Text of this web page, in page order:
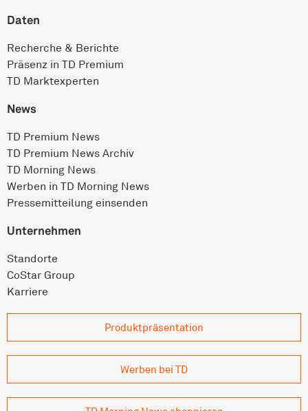
Daten
Recherche & Berichte
Präsenz in TD Premium
TD Marktexperten
News
TD Premium News
TD Premium News Archiv
TD Morning News
Werben in TD Morning News
Pressemitteilung einsenden
Unternehmen
Standorte
CoStar Group
Karriere
Produkt­präsentation
Werben bei TD